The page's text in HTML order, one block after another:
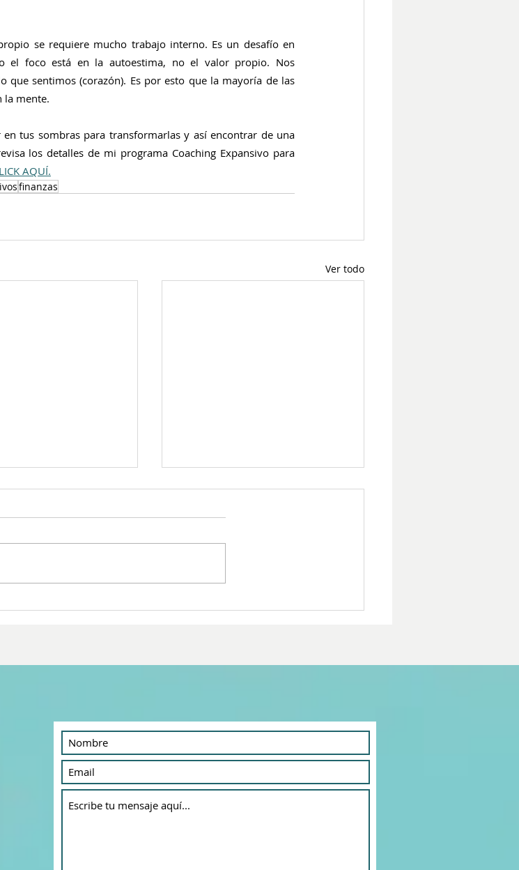
se requiere mucho trabajo interno. Es un desafío en
el foco está en la autoestima, no el valor propio. Nos
que sentimos (corazón). Es por esto que la mayoría de las
la mente.
tus sombras para transformarlas y así encontrar de una
los detalles de mi programa Coaching Expansivo para
AQUÍ.
finanzas
Ver todo